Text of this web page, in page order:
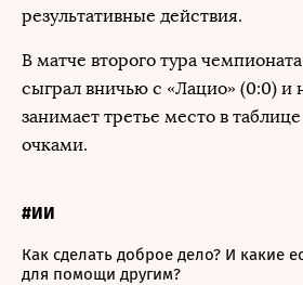
результативные действия.
В матче второго тура
сыграл вничью с «Лацио» (0:0)
занимает третье место в
очками.
#ИИ
Как сделать доброе дело? И какие
для помощи другим?